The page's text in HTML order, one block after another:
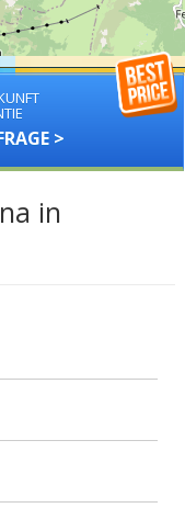
>
in